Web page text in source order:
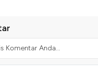
Komentar Anda...